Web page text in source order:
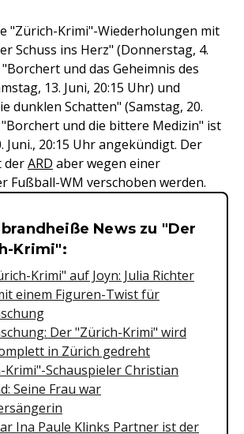
"Zürich-Krimi"-Wiederholungen mit
Schuss ins Herz" (Donnerstag, 4.
"Borchert und das Geheimnis des
13. Juni, 20:15 Uhr) und
dunklen Schatten" (Samstag, 20.
"Borchert und die bittere Medizin" ist
Juni., 20:15 Uhr angekündigt. Der
derARD aber wegen einer
Fußball-WM verschoben werden.
Hinweise &News zu "Der
Krimi":
Krimi" auf Joyn: Julia Richter
einem Figuren-Twist für
Der "Zürich-Krimi" wird
in Zürich gedreht
Krimi"-Schauspieler Christian
Seine Frau war
Ina Paule Klinks Partner ist der